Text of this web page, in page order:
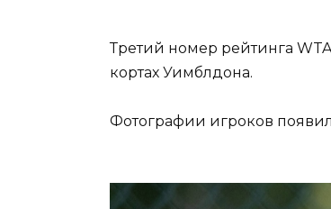
Третий номер рейтинга
кортах Уимблдона.
Фотографии игроков